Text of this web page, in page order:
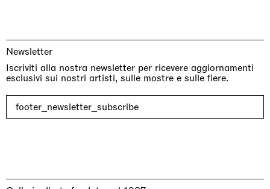
Newsletter
Iscriviti alla nostra newsletter per ricevere aggiornamenti
esclusivi sui nostri artisti, sulle mostre e sulle fiere.
footer_newsletter_subscribe